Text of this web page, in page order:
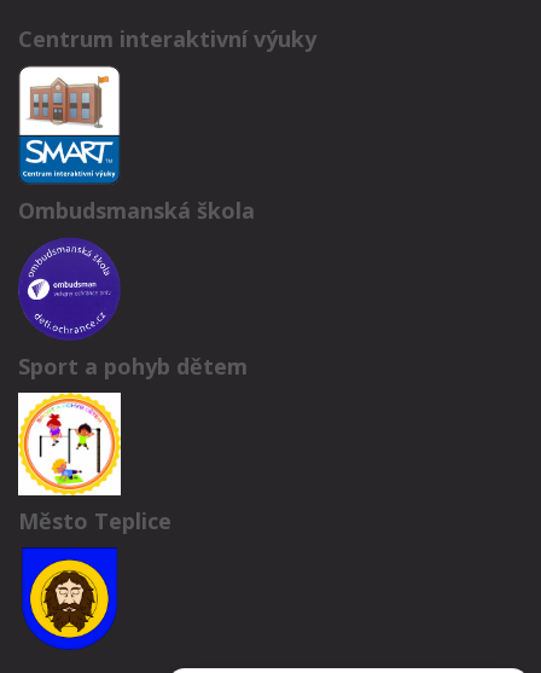
Centrum interaktivní výuky
Ombudsmanská škola
Sport a pohyb dětem
Město Teplice